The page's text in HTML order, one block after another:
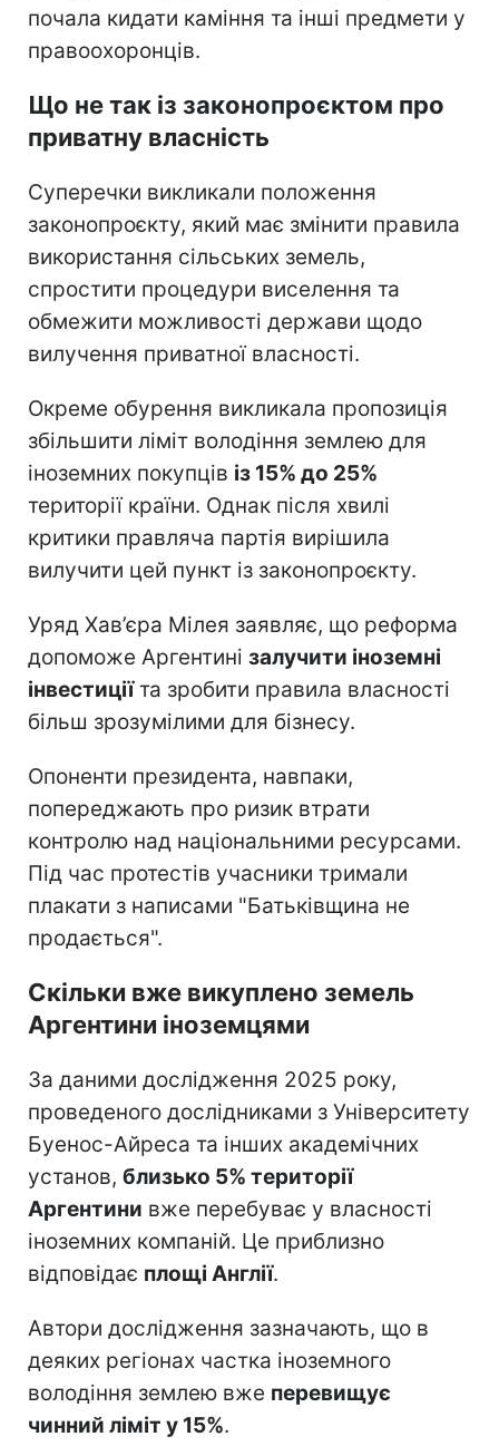
почала кидати каміння та інші предмети у
правоохоронців.
Що не так із законопроєктом про
приватну власність
Суперечки викликали положення
законопроєкту, який має змінити правила
використання сільських земель,
спростити процедури виселення та
обмежити можливості держави щодо
вилучення приватної власності.
Окреме обурення викликала пропозиція
збільшити ліміт володіння землею для
іноземних покупців із 15% до 25%
території країни. Однак після хвилі
критики правляча партія вирішила
вилучити цей пункт із законопроєкту.
Уряд Хав’єра Мілея заявляє, що реформа
допоможе Аргентині залучити іноземні
інвестиціїта зробити правила власності
більш зрозумілими для бізнесу.
Опоненти президента, навпаки,
попереджають про ризик втрати
контролю над національними ресурсами.
Під час протестів учасники тримали
плакати з написами "Батьківщина не
продається".
Скільки вже викуплено земель
Аргентини іноземцями
За даними дослідження 2025 року,
проведеного дослідниками з Університету
Буенос-Айреса та інших академічних
установ, близько 5% території
Аргентини вже перебуває у власності
іноземних компаній. Це приблизно
відповідає площі Англії.
Автори дослідження зазначають, що в
деяких регіонах частка іноземного
володіння землею вже перевищує
чинний ліміт у 15%.